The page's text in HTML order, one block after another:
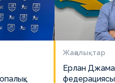
Жаңалықтар
Ерлан